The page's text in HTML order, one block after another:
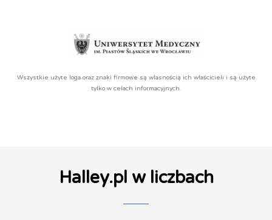
Wszystkie użyte loga oraz znaki firmowe są własnością ich właścicieli i są użyte
tylko w celach informacyjnych.
Halley.pl w liczbach